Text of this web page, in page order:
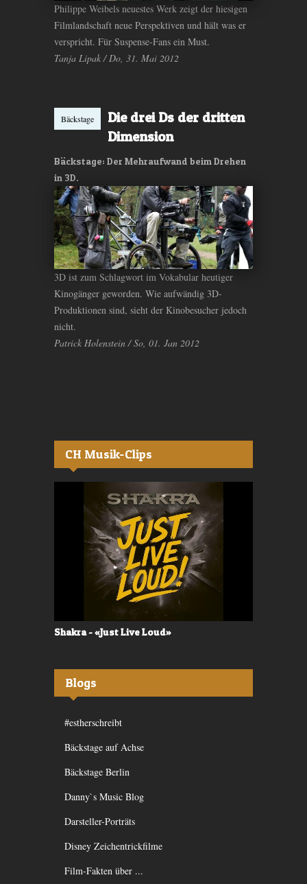
Philippe Weibels neuestes Werk zeigt der hiesigen
Filmlandschaft neue Perspektiven und hält was er
verspricht. Für Suspense-Fans ein Must.
Tanja Lipak / Do, 31. Mai 2012
Bäckstage
Die drei Ds der dritten
Dimension
Bäckstage: Der Mehraufwand beim Drehen
in 3D.
3D ist zum Schlagwort im Vokabular heutiger
Kinogänger geworden. Wie aufwändig 3D-
Produktionen sind, sieht der Kinobesucher jedoch
nicht.
Patrick Holenstein / So, 01. Jan 2012
CH Musik-Clips
Shakra - «Just Live Loud»
Blogs
#estherschreibt
Bäckstage auf Achse
Bäckstage Berlin
Danny`s Music Blog
Darsteller-Porträts
Disney Zeichentrickfilme
Film-Fakten über ...